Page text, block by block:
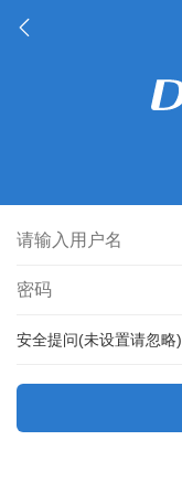
安全提问(未设置请忽略)